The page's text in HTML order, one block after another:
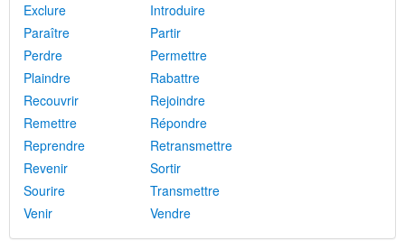
Exclure
Introduire
Paraître
Partir
Perdre
Permettre
Plaindre
Rabattre
Recouvrir
Rejoindre
Remettre
Répondre
Reprendre
Retransmettre
Revenir
Sortir
Sourire
Transmettre
Venir
Vendre